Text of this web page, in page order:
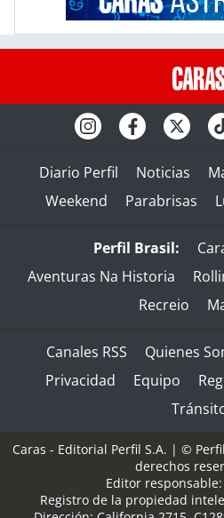
Diario Perfil Noticias
Weekend
Parabrisas
Perfil Brasil:
Aventuras Na Historia
Recreio
Canales RSS Quienes
Privacidad
Equipo
Caras - Editorial Perfil S.A. | ©
derechos
Editor
Registro de la propiedad